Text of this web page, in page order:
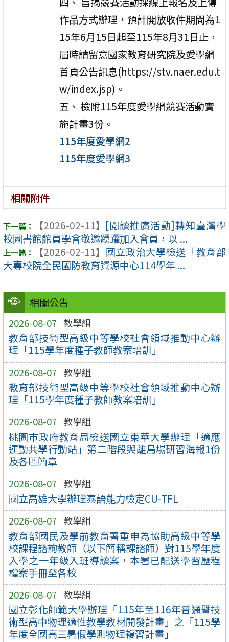
相關公告
2026-08-07 教學組
教育部技術型高級中等學校社會領域推動中心辦
理「115學年度種子教師教案培訓」
2026-08-07 教學組
教育部技術型高級中等學校社會領域推動中心辦
理「115學年度種子教師教案培訓」
2026-08-07 教學組
桃園市政府教育局檢送國立東華大學辦理「適應
運動共學行動站」第二階段與離島場研習海報1份
及各區簡章
2026-08-07 教學組
國立高雄大學辦理泰語能力檢定CU-TFL
2026-08-07 教學組
教育部國民及學前教育署重申為協助高級中等學
校課程諮詢教師（以下簡稱課諮師）對115學年度
入學之一年級入班導讀案，本署已配送學習歷程
檔案手冊至各校
2026-08-07 教學組
國立彰化師範大學辦理「115年至116年普通暨技
術型高中物理適性教學教材開發計畫」之「115學
年度全國高三暑假學測物理複習計畫」
作品方式辦理，預計開放收件期間為1
15年6月15日起至115年8月31日止，
屆時請留意國家教育研究院及愛學網
首頁公告訊息(https://stv.naer.edu.t
w/index.jsp)。
五、 檢附115年度愛學網競賽活動實
施計畫3份。
115年度愛學網2
115年度愛學網3
相關附件
【2026-02-11】 [閱讀推廣活動]轉知臺灣學
校圖書館館員學會敬邀踴躍加入會員，以 ...
【2026-02-11】 國立政治大學檢送「教育部
大專校院全民國防教育資源中心114學年 ...